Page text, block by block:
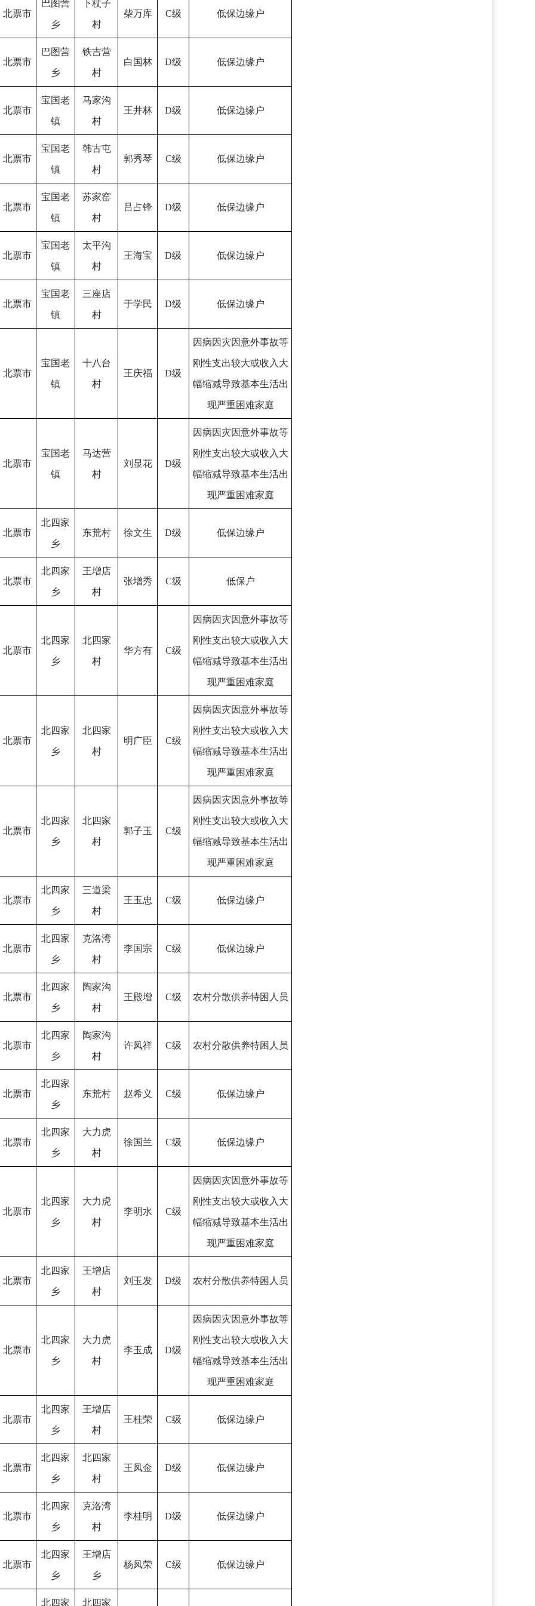
北票市
巴图营
乡
下杖子
村
柴万库 C级 低保边缘户
北票市
巴图营
乡
铁吉营
村
白国林 D级 低保边缘户
北票市
宝国老
镇
马家沟
村
王井林 D级 低保边缘户
北票市
宝国老
镇
韩古屯
村
郭秀琴 C级 低保边缘户
北票市
宝国老
镇
苏家窑
村
吕占锋 D级 低保边缘户
北票市
宝国老
镇
太平沟
村
王海宝 D级 低保边缘户
北票市
宝国老
镇
三座店
村
于学民 D级 低保边缘户
北票市
宝国老
镇
十八台
村
王庆福 D级
因病因灾因意外事故等
刚性支出较大或收入大
幅缩减导致基本生活出
现严重困难家庭
北票市
宝国老
镇
马达营
村
刘显花 D级
因病因灾因意外事故等
刚性支出较大或收入大
幅缩减导致基本生活出
现严重困难家庭
北票市
北四家
乡
东荒村 徐文生 D级 低保边缘户
北票市
北四家
乡
王增店
村
张增秀 C级 低保户
北票市
北四家
乡
北四家
村
华方有 C级
因病因灾因意外事故等
刚性支出较大或收入大
幅缩减导致基本生活出
现严重困难家庭
北票市
北四家
乡
北四家
村
明广臣 C级
因病因灾因意外事故等
刚性支出较大或收入大
幅缩减导致基本生活出
现严重困难家庭
北票市
北四家
乡
北四家
村
郭子玉 C级
因病因灾因意外事故等
刚性支出较大或收入大
幅缩减导致基本生活出
现严重困难家庭
北票市
北四家
乡
三道梁
村
王玉忠 C级 低保边缘户
北票市
北四家
乡
克洛湾
村
李国宗 C级 低保边缘户
北票市
北四家
乡
陶家沟
村
王殿增 C级 农村分散供养特困人员
北票市
北四家
乡
陶家沟
村
许凤祥 C级 农村分散供养特困人员
北票市
北四家
乡
东荒村 赵希义 C级 低保边缘户
北票市
北四家
乡
大力虎
村
徐国兰 C级 低保边缘户
北票市
北四家
乡
大力虎
村
李明水 C级
因病因灾因意外事故等
刚性支出较大或收入大
幅缩减导致基本生活出
现严重困难家庭
北票市
北四家
乡
王增店
村
刘玉发 D级 农村分散供养特困人员
北票市
北四家
乡
大力虎
村
李玉成 D级
因病因灾因意外事故等
刚性支出较大或收入大
幅缩减导致基本生活出
现严重困难家庭
北票市
北四家
乡
王增店
村
王桂荣 C级 低保边缘户
北票市
北四家
乡
北四家
村
王凤金 D级 低保边缘户
北票市
北四家
乡
克洛湾
村
李桂明 D级 低保边缘户
北票市
北四家
乡
王增店
乡
杨凤荣 C级 低保边缘户
北四家 北四家